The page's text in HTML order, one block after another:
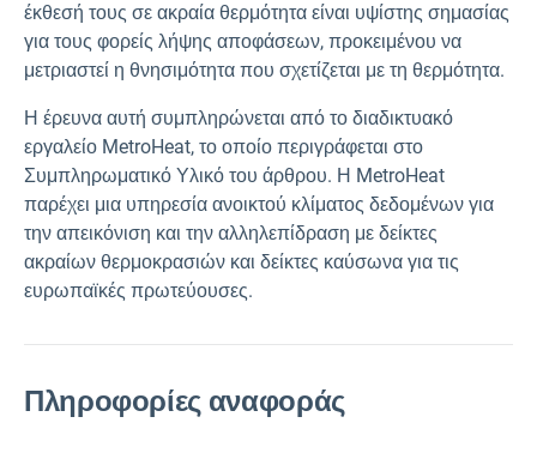
έκθεσή τους σε ακραία θερμότητα είναι υψίστης σημασίας
για τους φορείς λήψης αποφάσεων, προκειμένου να
μετριαστεί η θνησιμότητα που σχετίζεται με τη θερμότητα.
Η έρευνα αυτή συμπληρώνεται από το διαδικτυακό
εργαλείο MetroHeat, το οποίο περιγράφεται στο
Συμπληρωματικό Υλικό του άρθρου. Η MetroHeat
παρέχει μια υπηρεσία ανοικτού κλίματος δεδομένων για
την απεικόνιση και την αλληλεπίδραση με δείκτες
ακραίων θερμοκρασιών και δείκτες καύσωνα για τις
ευρωπαϊκές πρωτεύουσες.
Πληροφορίες αναφοράς